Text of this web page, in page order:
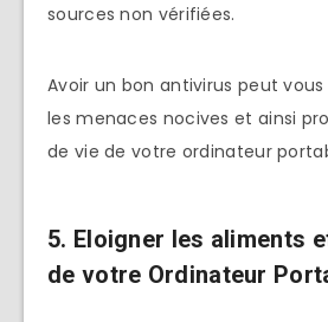
sources non vérifiées.
Avoir un bon antivirus peut
les menaces nocives et ainsi
de vie de votre ordinateur
5. Eloigner les aliments
de votre Ordinateur